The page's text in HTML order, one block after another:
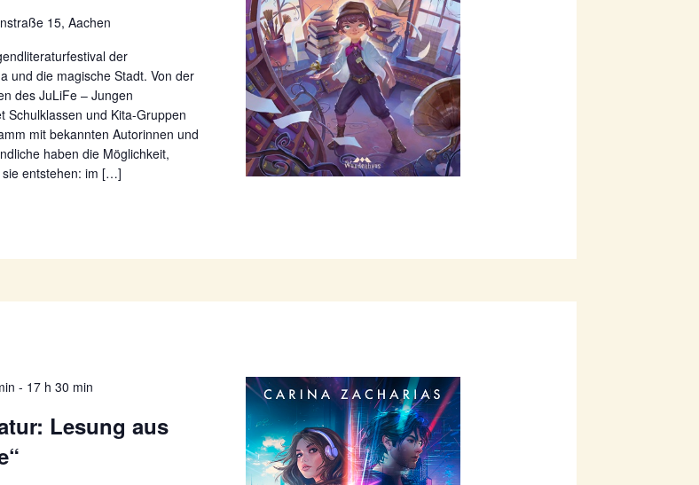
15, Aachen
der
und die magische Stadt. Von der
des JuLiFe – Jungen
Schulklassen und Kita-Gruppen
mit bekannten Autorinnen und
haben die Möglichkeit,
entstehen: im […]
- 17 h 30 min
Lesung aus